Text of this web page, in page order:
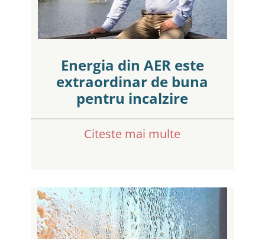
Energia din AER este
extraordinar de buna
pentru incalzire
Citeste mai multe